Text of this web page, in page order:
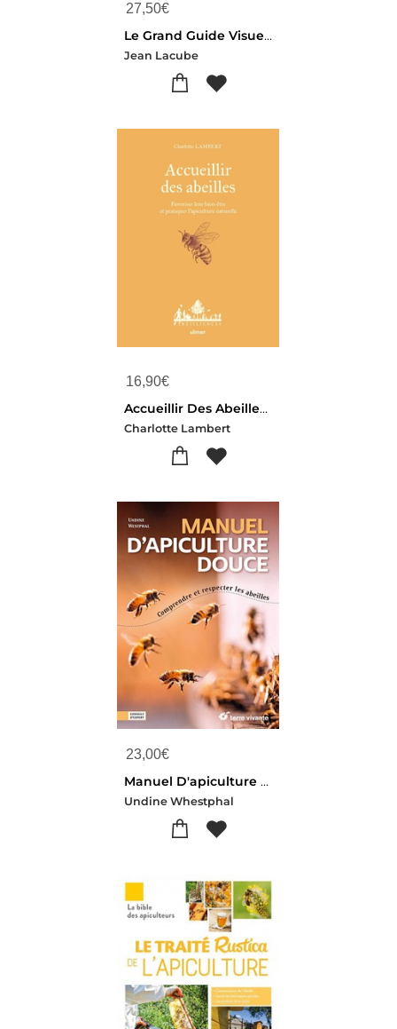
27,50€
Le Grand Guide Visuel De L'apiculture
Jean Lacube
16,90€
Accueillir Des Abeilles : Favoriser Leur Bien-etre Et Pratiquer L'apiculture Naturelle
Charlotte Lambert
23,00€
Manuel D'apiculture Douce : Comprendre Et Respecter Les Abeilles
Undine Whestphal